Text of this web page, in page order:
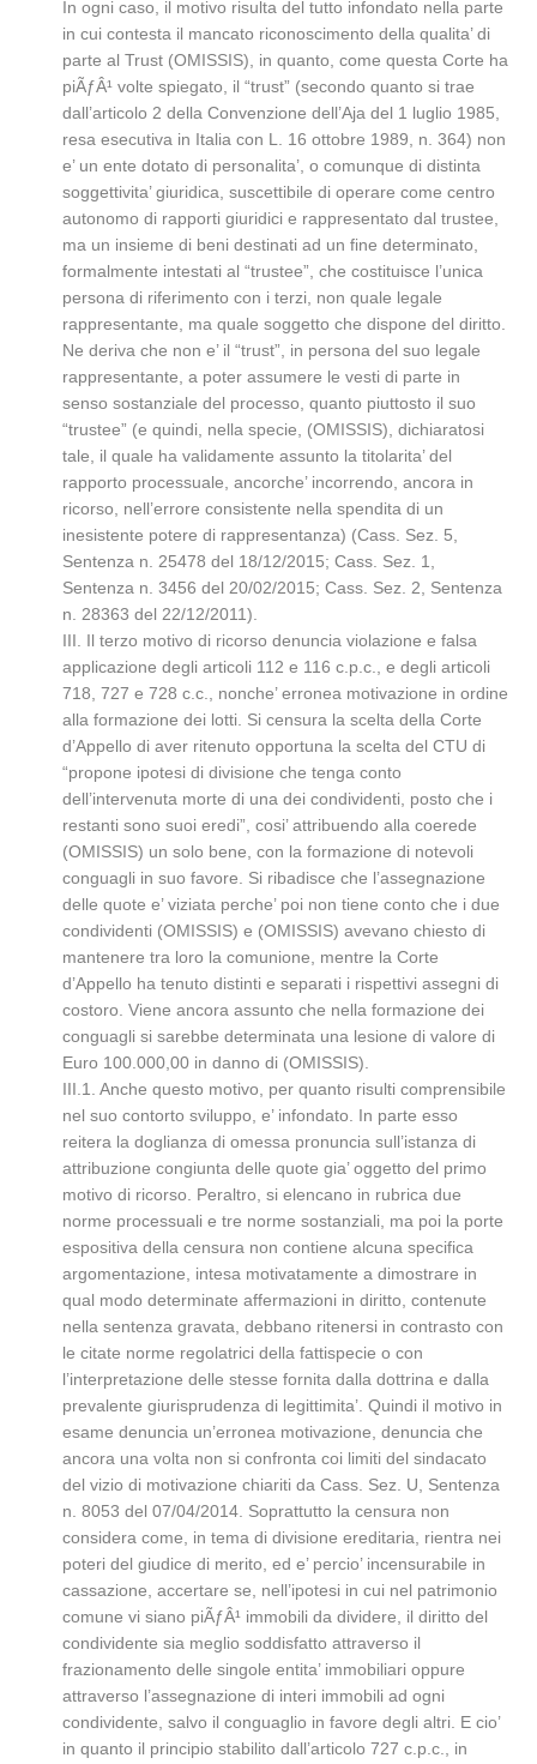
In ogni caso, il motivo risulta del tutto infondato nella parte
in cui contesta il mancato riconoscimento della qualita’ di
parte al Trust (OMISSIS), in quanto, come questa Corte ha
piÃƒÂ¹ volte spiegato, il “trust” (secondo quanto si trae
dall’articolo 2 della Convenzione dell’Aja del 1 luglio 1985,
resa esecutiva in Italia con L. 16 ottobre 1989, n. 364) non
e’ un ente dotato di personalita’, o comunque di distinta
soggettivita’ giuridica, suscettibile di operare come centro
autonomo di rapporti giuridici e rappresentato dal trustee,
ma un insieme di beni destinati ad un fine determinato,
formalmente intestati al “trustee”, che costituisce l’unica
persona di riferimento con i terzi, non quale legale
rappresentante, ma quale soggetto che dispone del diritto.
Ne deriva che non e’ il “trust”, in persona del suo legale
rappresentante, a poter assumere le vesti di parte in
senso sostanziale del processo, quanto piuttosto il suo
“trustee” (e quindi, nella specie, (OMISSIS), dichiaratosi
tale, il quale ha validamente assunto la titolarita’ del
rapporto processuale, ancorche’ incorrendo, ancora in
ricorso, nell’errore consistente nella spendita di un
inesistente potere di rappresentanza) (Cass. Sez. 5,
Sentenza n. 25478 del 18/12/2015; Cass. Sez. 1,
Sentenza n. 3456 del 20/02/2015; Cass. Sez. 2, Sentenza
n. 28363 del 22/12/2011).
III. Il terzo motivo di ricorso denuncia violazione e falsa
applicazione degli articoli 112 e 116 c.p.c., e degli articoli
718, 727 e 728 c.c., nonche’ erronea motivazione in ordine
alla formazione dei lotti. Si censura la scelta della Corte
d’Appello di aver ritenuto opportuna la scelta del CTU di
“propone ipotesi di divisione che tenga conto
dell’intervenuta morte di una dei condividenti, posto che i
restanti sono suoi eredi”, cosi’ attribuendo alla coerede
(OMISSIS) un solo bene, con la formazione di notevoli
conguagli in suo favore. Si ribadisce che l’assegnazione
delle quote e’ viziata perche’ poi non tiene conto che i due
condividenti (OMISSIS) e (OMISSIS) avevano chiesto di
mantenere tra loro la comunione, mentre la Corte
d’Appello ha tenuto distinti e separati i rispettivi assegni di
costoro. Viene ancora assunto che nella formazione dei
conguagli si sarebbe determinata una lesione di valore di
Euro 100.000,00 in danno di (OMISSIS).
III.1. Anche questo motivo, per quanto risulti comprensibile
nel suo contorto sviluppo, e’ infondato. In parte esso
reitera la doglianza di omessa pronuncia sull’istanza di
attribuzione congiunta delle quote gia’ oggetto del primo
motivo di ricorso. Peraltro, si elencano in rubrica due
norme processuali e tre norme sostanziali, ma poi la porte
espositiva della censura non contiene alcuna specifica
argomentazione, intesa motivatamente a dimostrare in
qual modo determinate affermazioni in diritto, contenute
nella sentenza gravata, debbano ritenersi in contrasto con
le citate norme regolatrici della fattispecie o con
l’interpretazione delle stesse fornita dalla dottrina e dalla
prevalente giurisprudenza di legittimita’. Quindi il motivo in
esame denuncia un’erronea motivazione, denuncia che
ancora una volta non si confronta coi limiti del sindacato
del vizio di motivazione chiariti da Cass. Sez. U, Sentenza
n. 8053 del 07/04/2014. Soprattutto la censura non
considera come, in tema di divisione ereditaria, rientra nei
poteri del giudice di merito, ed e’ percio’ incensurabile in
cassazione, accertare se, nell’ipotesi in cui nel patrimonio
comune vi siano piÃƒÂ¹ immobili da dividere, il diritto del
condividente sia meglio soddisfatto attraverso il
frazionamento delle singole entita’ immobiliari oppure
attraverso l’assegnazione di interi immobili ad ogni
condividente, salvo il conguaglio in favore degli altri. E cio’
in quanto il principio stabilito dall’articolo 727 c.p.c., in